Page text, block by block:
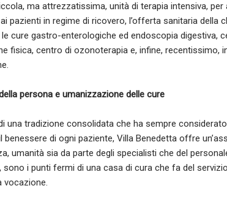
ma attrezzatissima, unità di terapia intensiva,
pazienti in regime di ricovero, l’offerta sanitaria della
cure gastro-enterologiche ed endoscopia digestiva,
fisica, centro di ozonoterapia e, infine, recentissimo,
persona e umanizzazione delle cure
una tradizione consolidata che ha sempre
benessere di ogni paziente, Villa Benedetta offre
umanità sia da parte degli specialisti che del
i punti fermi di una casa di cura che fa del
vocazione.